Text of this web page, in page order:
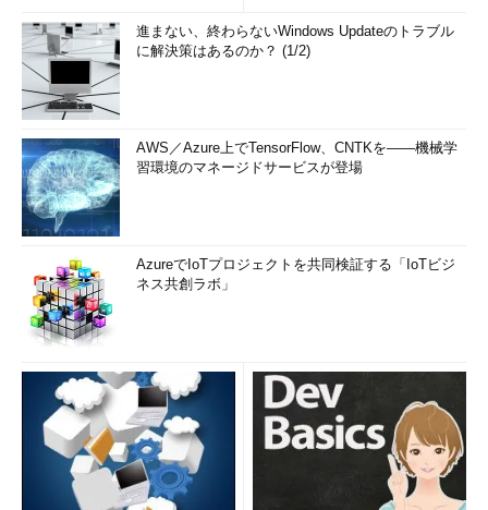
進まない、終わらないWindows Updateのトラブル
に解決策はあるのか？ (1/2)
AWS／Azure上でTensorFlow、CNTKを――機械学
習環境のマネージドサービスが登場
AzureでIoTプロジェクトを共同検証する「IoTビジ
ネス共創ラボ」